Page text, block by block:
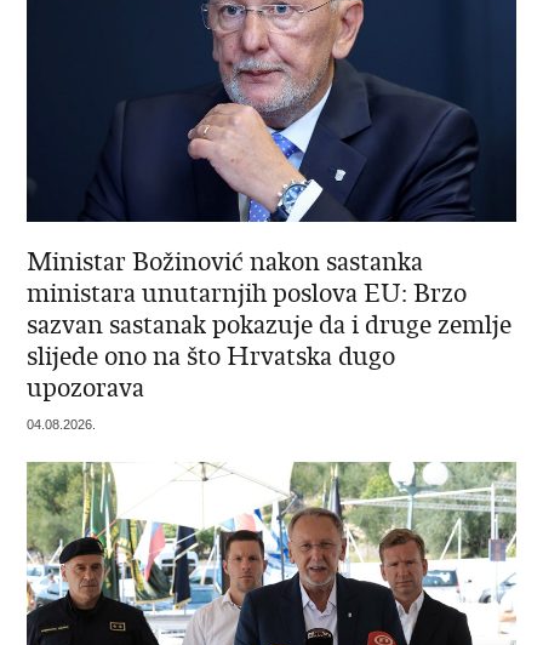
Ministar Božinović nakon sastanka
ministara unutarnjih poslova EU: Brzo
sazvan sastanak pokazuje da i druge zemlje
slijede ono na što Hrvatska dugo
upozorava
04.08.2026.